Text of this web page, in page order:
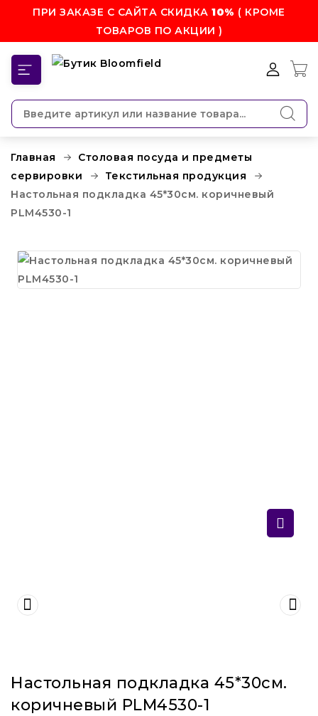
ПРИ ЗАКАЗЕ С САЙТА СКИДКА10% ( КРОМЕ
ТОВАРОВ ПО АКЦИИ )
Главная
Столовая посуда и предметы
сервировки
Текстильная продукция
Настольная подкладка 45*30см. коричневый
PLM4530-1
Настольная подкладка 45*30см.
коричневый PLM4530-1